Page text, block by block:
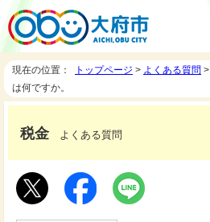
現在の位置： トップページ > よくある質問 >
は何ですか。
税金 よくある質問